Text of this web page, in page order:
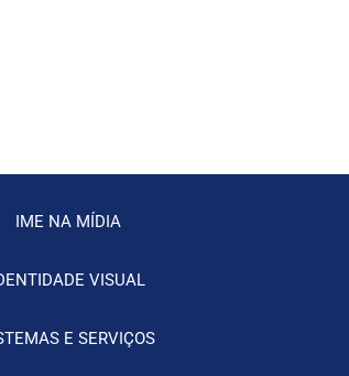
IME NA MÍDIA
VISUAL
E SERVIÇOS